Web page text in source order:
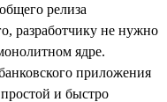
релиза
разработчику не нужно
ядре.
приложения
и быстро